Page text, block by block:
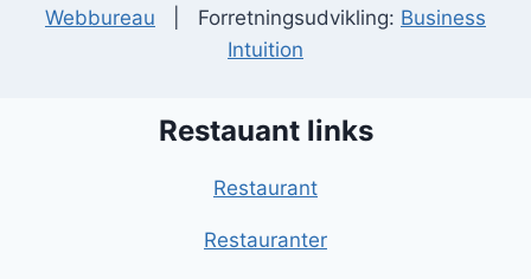
Webbureau | Forretningsudvikling: Business
Intuition
Restauant links
Restaurant
Restauranter